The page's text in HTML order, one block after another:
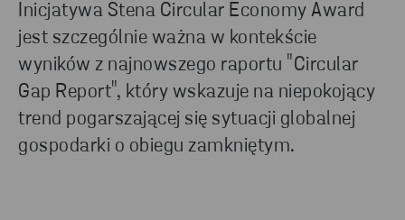
Inicjatywa Stena Circular Economy Award
jest szczególnie ważna w kontekście
wyników z najnowszego raportu "Circular
Gap Report", który wskazuje na niepokojący
trend pogarszającej się sytuacji globalnej
gospodarki o obiegu zamkniętym.